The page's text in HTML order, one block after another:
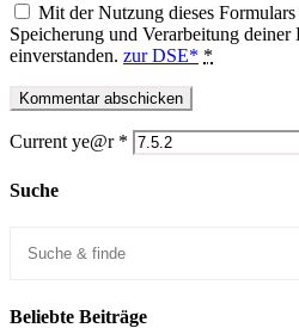
Mit der Nutzung dieses
Speicherung und Verarbeitung deiner
einverstanden. zur DSE* *
Current ye@r *
Suche
Beliebte Beiträge